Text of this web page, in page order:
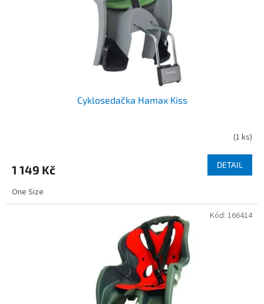
Cyklosedačka Hamax Kiss
(1 ks)
1 149 Kč DETAIL
One Size
Kód: 166414